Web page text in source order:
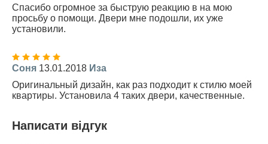
Спасибо огромное за быструю реакцию в на мою
просьбу о помощи. Двери мне подошли, их уже
установили.
Соня 13.01.2018 Иза
Оригинальный дизайн, как раз подходит к стилю моей
квартиры. Установила 4 таких двери, качественные.
Написати відгук